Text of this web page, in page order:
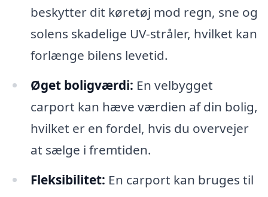
beskytter dit køretøj mod regn, sne og
solens skadelige UV-stråler, hvilket kan
forlænge bilens levetid.
Øget boligværdi: En velbygget
carport kan hæve værdien af din bolig,
hvilket er en fordel, hvis du overvejer
at sælge i fremtiden.
Fleksibilitet: En carport kan bruges til